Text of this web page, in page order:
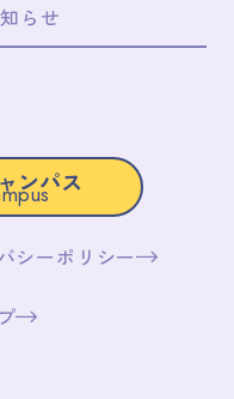
らせ
ンパス
シーポリシー